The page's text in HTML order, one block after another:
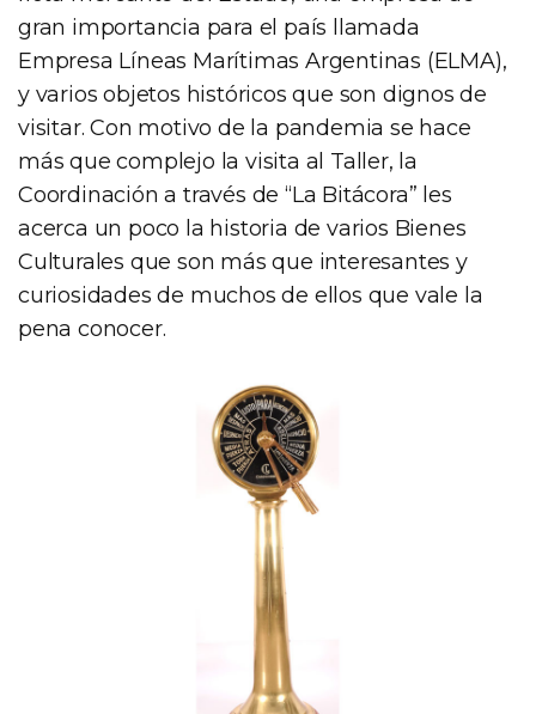
gran importancia para el país llamada
Empresa Líneas Marítimas Argentinas (ELMA),
y varios objetos históricos que son dignos de
visitar. Con motivo de la pandemia se hace
más que complejo la visita al Taller, la
Coordinación a través de “La Bitácora” les
acerca un poco la historia de varios Bienes
Culturales que son más que interesantes y
curiosidades de muchos de ellos que vale la
pena conocer.